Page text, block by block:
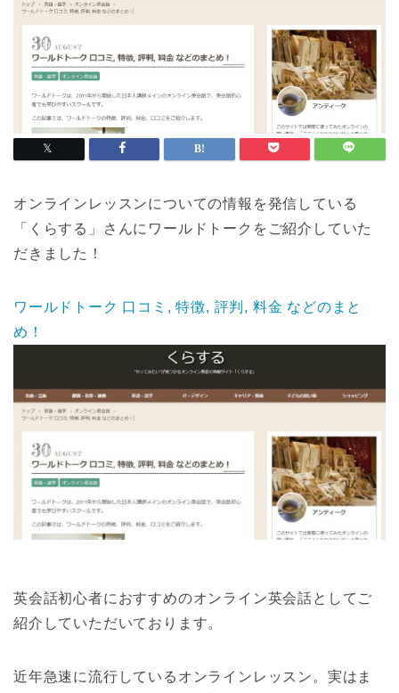
オンラインレッスンについての情報を発信している
「くらする」さんにワールドトークをご紹介していた
だきました！
ワールドトーク 口コミ, 特徴, 評判, 料金 などのまと
め！
英会話初心者におすすめのオンライン英会話としてご
紹介していただいております。
近年急速に流行しているオンラインレッスン。実はま